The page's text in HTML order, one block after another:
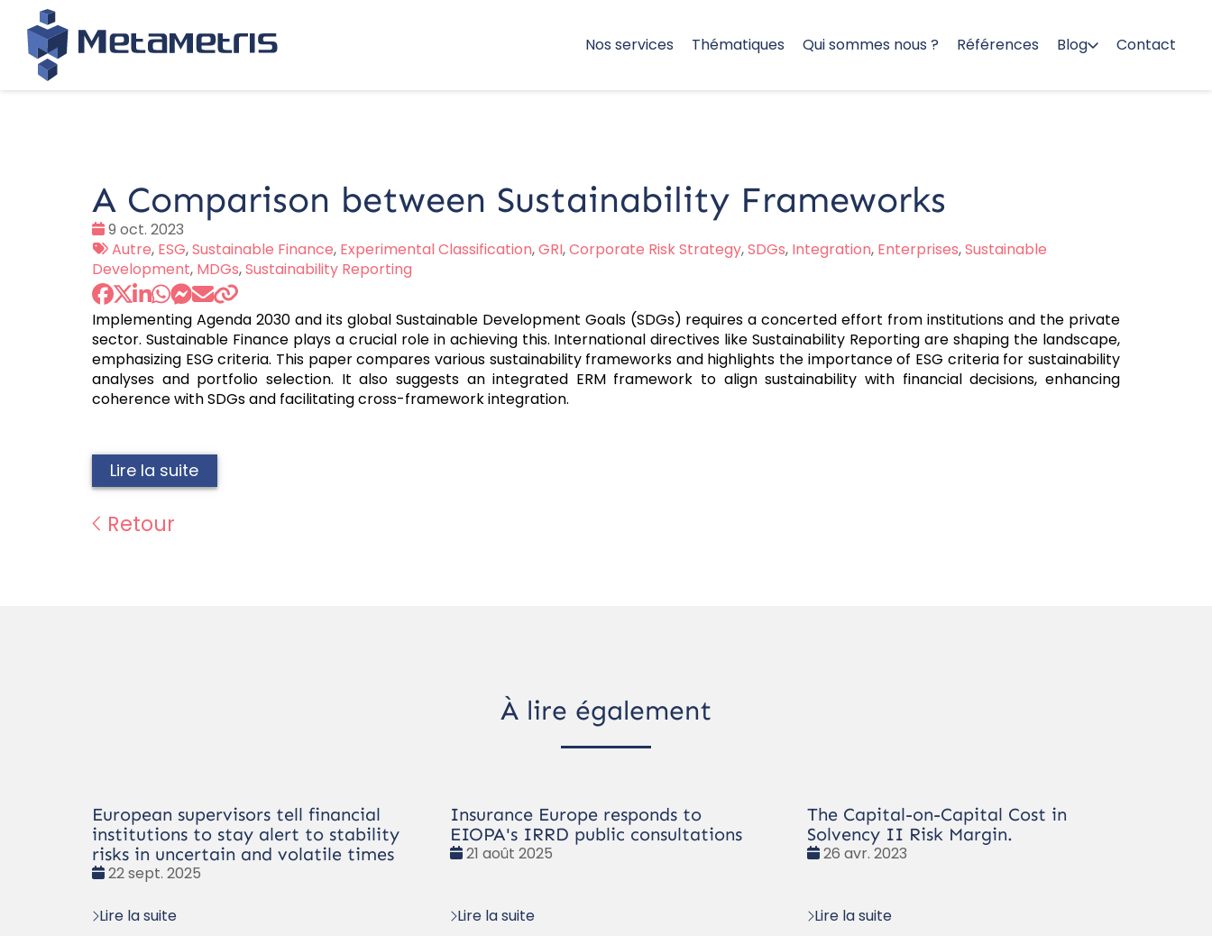
Nos services Thématiques Qui sommes nous ? Références Blog Contact
A Comparison between Sustainability Frameworks
Date
:
9 oct. 2023
Tags
:
Autre, ESG,Sustainable Finance, Experimental Classification,GRI,Corporate Risk Strategy,SDGs, Integration, Enterprises,Sustainable
Development, MDGs,Sustainability Reporting
Implementing Agenda 2030 and its global Sustainable Development Goals (SDGs) requires a concerted effort from institutions and the private
sector. Sustainable Finance plays a crucial role in achieving this. International directives like Sustainability Reporting are shaping the landscape,
emphasizing ESG criteria. This paper compares various sustainability frameworks and highlights the importance of ESG criteria for sustainability
analyses and portfolio selection. It also suggests an integrated ERM framework to align sustainability with financial decisions, enhancing
coherence with SDGs and facilitating cross-framework integration.
Lire la suite
Retour
À lire également
European supervisors tell financial
institutions to stay alert to stability
risks in uncertain and volatile times
Date
22 sept. 2025
Lire la suite
Insurance Europe responds to
EIOPA's IRRD public consultations
Date
21 août 2025
Lire la suite
The Capital-on-Capital Cost in
Solvency II Risk Margin.
Date
26 avr. 2023
Lire la suite